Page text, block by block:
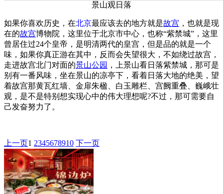
景山观日落
如果你喜欢历史，在北京最应该去的地方就是故宫 ，也就是现
在的故宫博物院，这里位于北京市中心，也称“紫禁城”，这里
曾居住过24个皇帝，是明清两代的皇宫，但是品的就是一个
味，如果你真正游在其中，反而会失望很大，不如绕过故宫，
走进故宫北门对面的景山公园 ，上景山看日落紫禁城，那可是
别有一番风味，坐在景山的凉亭下，看着日落大地的绝美，望
着故宫那黄瓦红墙、金扉朱楹、白玉雕栏、宫阙重叠、巍峨壮
观，是不是特别想实现心中的伟大理想呢?不过，那可需要自
己发奋努力了。
上一页1 2345678910 下一页